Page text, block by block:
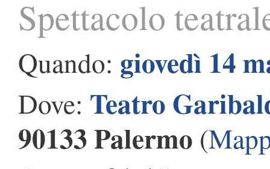
Spettacolo
Quando: giovedì 14
Dove: Teatro
90133 Palermo (